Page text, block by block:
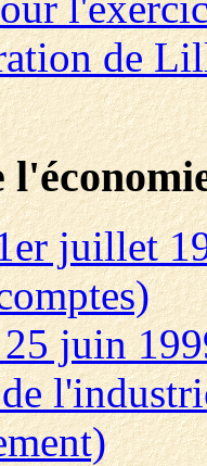
de
juillet
juin